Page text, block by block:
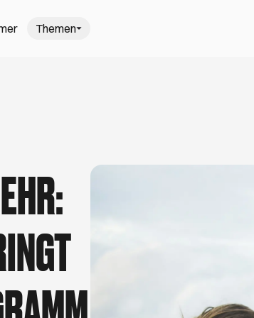
Themen
schönsten Sommer in Hamburg
am Elbstrand barfußlaufen, Open-Air-Kino
ein Picknick unter Apfelbäumen oder der
– hier findest du besondere
gehen in Hamburg
sind draußen, es wird wärmer und du